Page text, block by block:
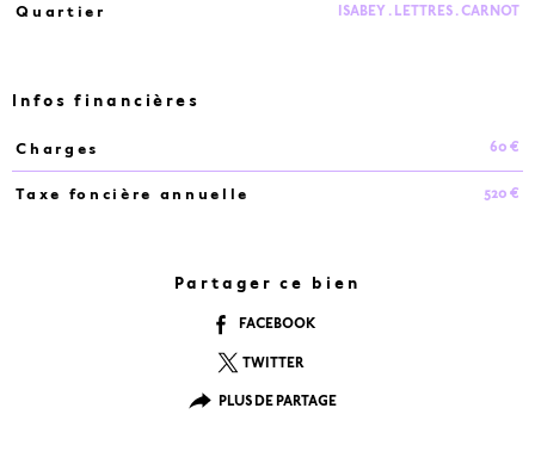
Quartier ISABEY . LETTRES . CARNOT
Infos financières
Caractéristiques
Charges 60 €
Taxe foncière annuelle 520 €
Partager ce bien
FACEBOOK
TWITTER
PLUS DE PARTAGE